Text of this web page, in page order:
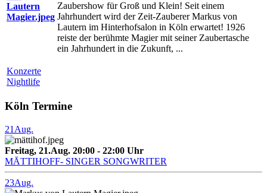
Zaubershow für Groß und Klein! Seit einem
Jahrhundert wird der Zeit-Zauberer Markus von
Lautern im Hinterhofsalon in Köln erwartet! 1926
reiste der berühmte Magier mit seiner Zaubertasche
ein Jahrhundert in die Zukunft, ...
Konzerte
Nightlife
Köln Termine
21 Aug.
Freitag, 21.Aug. 20:00 - 22:00 Uhr
MĀTTIHOFF- SINGER SONGWRITER
23Aug.